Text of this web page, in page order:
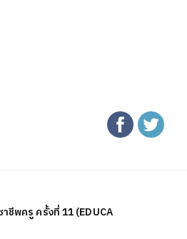
พครู ครั้งที่ 11 (EDUCA